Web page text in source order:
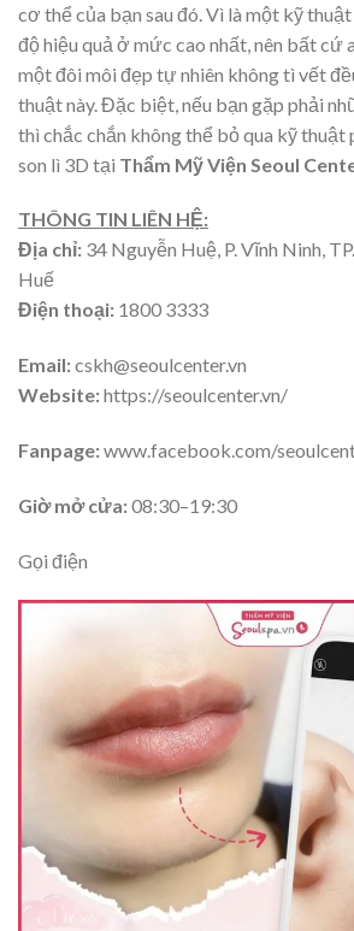
cơ thể của bạn sau đó. Vì là một kỹ thuật
độ hiệu quả ở mức cao nhất, nên bất cứ
một đôi môi đẹp tự nhiên không tì vết
thuật này. Đặc biệt, nếu bạn gặp phải
thì chắc chắn không thể bỏ qua kỹ thuật
son lì 3D tại Thẩm Mỹ Viện Seoul
THÔNG TIN LIÊN HỆ:
Địa chỉ: 34 Nguyễn Huệ, P. Vĩnh Ninh,
Huế
Điện thoại: 1800 3333
Email:cskh@seoulcenter.vn
Website:https://seoulcenter.vn/
Fanpage:www.facebook.com/
Giờ mở cửa:08:30–19:30
Gọi điện